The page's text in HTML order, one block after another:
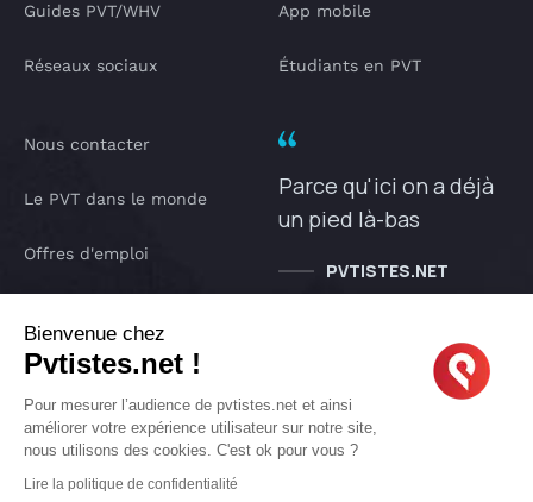
Guides PVT/WHV
Réseaux sociaux
App mobile
Étudiants en PVT
Nous contacter
Le PVT dans le monde
Offres d'emploi
IA pvtistes
Parce qu'ici on a déjà
un pied là-bas
PVTISTES.NET
Copyright © 2005-2026 pvtistes.net
Bienvenue chez
Pvtistes.net !
Pour mesurer l’audience de pvtistes.net et ainsi
améliorer votre expérience utilisateur sur notre site,
nous utilisons des cookies. C'est ok pour vous ?
Lire la politique de confidentialité